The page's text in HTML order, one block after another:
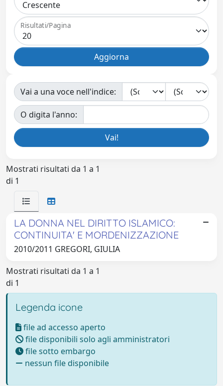
Risultati/Pagina
Vai a una voce nell'indice:
O digita l'anno:
Mostrati risultati da 1 a 1
di 1
LA DONNA NEL DIRITTO ISLAMICO:
CONTINUITA' E MORDENIZZAZIONE
2010/2011 GREGORI, GIULIA
Mostrati risultati da 1 a 1
di 1
Legenda icone
file ad accesso aperto
file disponibili solo agli amministratori
file sotto embargo
nessun file disponibile